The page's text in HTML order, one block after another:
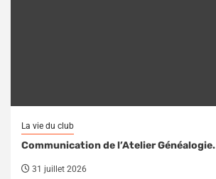
La vie du club
Communication de l’Atelier Généalogie.
31 juillet 2026